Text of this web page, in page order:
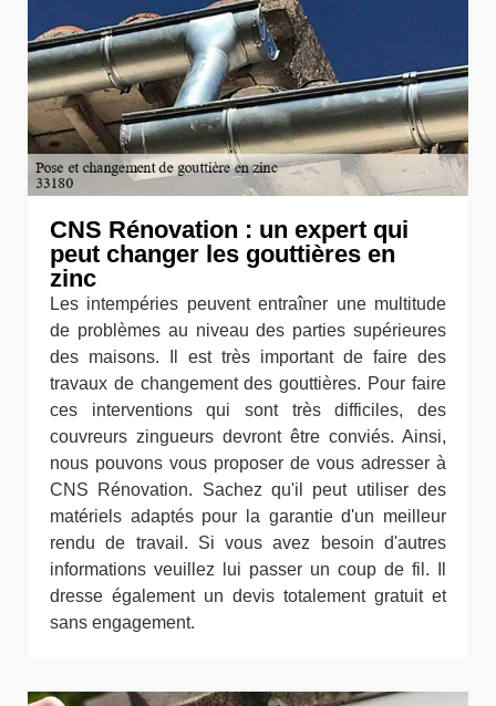
CNS Rénovation : un expert qui
peut changer les gouttières en
zinc
Les intempéries peuvent entraîner une multitude
de problèmes au niveau des parties supérieures
des maisons. Il est très important de faire des
travaux de changement des gouttières. Pour faire
ces interventions qui sont très difficiles, des
couvreurs zingueurs devront être conviés. Ainsi,
nous pouvons vous proposer de vous adresser à
CNS Rénovation. Sachez qu'il peut utiliser des
matériels adaptés pour la garantie d'un meilleur
rendu de travail. Si vous avez besoin d'autres
informations veuillez lui passer un coup de fil. Il
dresse également un devis totalement gratuit et
sans engagement.